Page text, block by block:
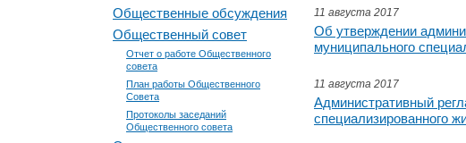
Общественные обсуждения
Общественный совет
Отчет о работе Общественного
совета
План работы Общественного
Совета
Протоколы заседаний
Общественного совета
11 августа 2017
Об утверждении
муниципального
11 августа 2017
Административный
специализированного